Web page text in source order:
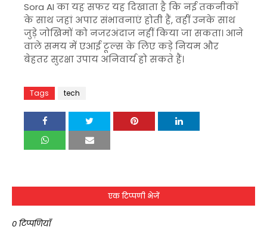
Sora AI का यह सफर यह दिखाता है कि नई तकनीकों
के साथ जहां अपार संभावनाएं होती हैं, वहीं उनके साथ
जुड़े जोखिमों को नजरअंदाज नहीं किया जा सकता। आने
वाले समय में एआई टूल्स के लिए कड़े नियम और
बेहतर सुरक्षा उपाय अनिवार्य हो सकते हैं।
Tags tech
एक टिप्पणी भेजें
0 टिप्पणियाँ